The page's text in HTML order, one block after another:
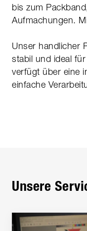
bis zum
Aufmachungen.
Unser handlicher
stabil und ideal
verfügt über eine
einfache
Unsere